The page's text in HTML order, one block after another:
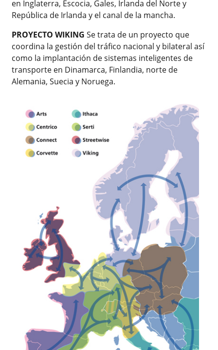
en Inglaterra, Escocia, Gales, Irlanda del Norte y
República de Irlanda y el canal de la mancha.
PROYECTO WIKING Se trata de un proyecto que
coordina la gestión del tráfico nacional y bilateral así
como la implantación de sistemas inteligentes de
transporte en Dinamarca, Finlandia, norte de
Alemania, Suecia y Noruega.